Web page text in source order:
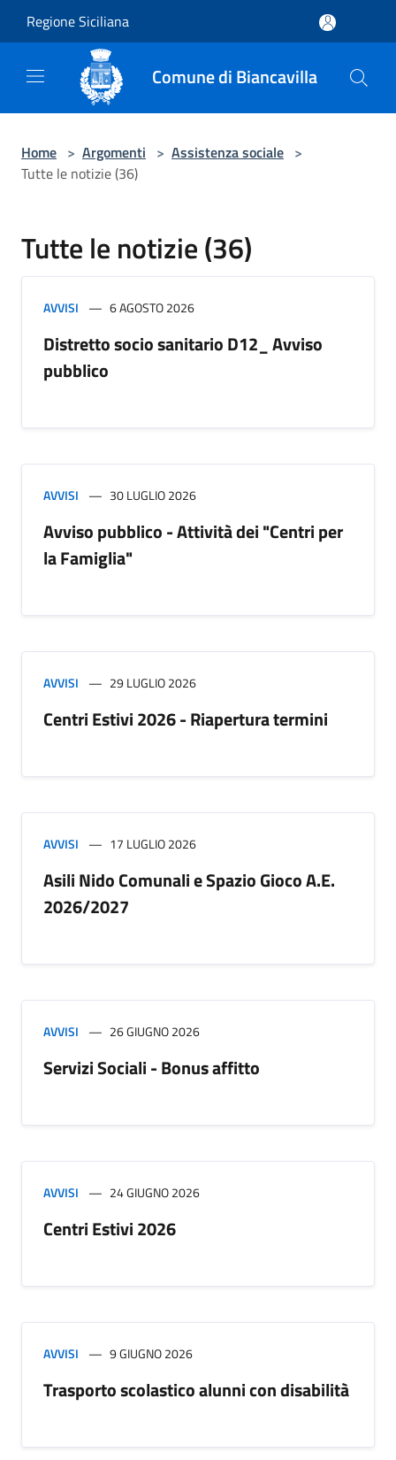
Regione Siciliana
Comune di Biancavilla
Home > Argomenti > Assistenza sociale >
Tutte le notizie (36)
Tutte le notizie (36)
AVVISI 6 AGOSTO 2026
Distretto socio sanitario D12_ Avviso
pubblico
AVVISI 30 LUGLIO 2026
Avviso pubblico - Attività dei "Centri per
la Famiglia"
AVVISI 29 LUGLIO 2026
Centri Estivi 2026 - Riapertura termini
AVVISI 17 LUGLIO 2026
Asili Nido Comunali e Spazio Gioco A.E.
2026/2027
AVVISI 26 GIUGNO 2026
Servizi Sociali - Bonus affitto
AVVISI 24 GIUGNO 2026
Centri Estivi 2026
AVVISI 9 GIUGNO 2026
Trasporto scolastico alunni con disabilità